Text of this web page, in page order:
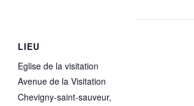
LIEU
Eglise de la visitation
Avenue de la Visitation
Chevigny-saint-sauveur,